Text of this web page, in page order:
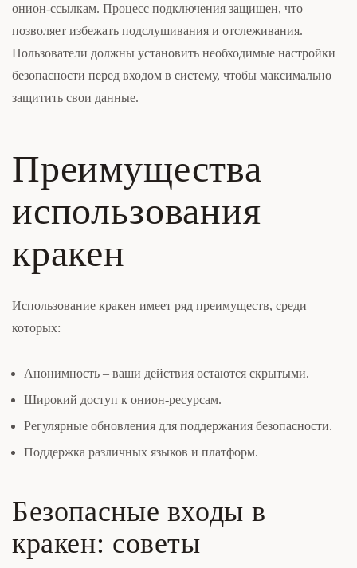
онион-ссылкам. Процесс подключения защищен, что
позволяет избежать подслушивания и отслеживания.
Пользователи должны установить необходимые настройки
безопасности перед входом в систему, чтобы максимально
защитить свои данные.
Преимущества
использования
кракен
Использование кракен имеет ряд преимуществ, среди
которых:
Анонимность – ваши действия остаются скрытыми.
Широкий доступ к онион-ресурсам.
Регулярные обновления для поддержания безопасности.
Поддержка различных языков и платформ.
Безопасные входы в
кракен: советы